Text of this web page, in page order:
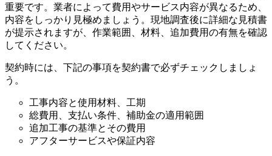
重要です。業者によって費用やサービス内容が異なるため、
内容をしっかり見極めましょう。現地調査後に詳細な見積書
が提示されますが、作業範囲、材料、追加費用の有無を確認
してください。
契約時には、下記の事項を契約書で必ずチェックしましょ
う。
工事内容と使用材料、工期
総費用、支払い条件、補助金の適用範囲
追加工事の基準とその費用
アフターサービスや保証内容